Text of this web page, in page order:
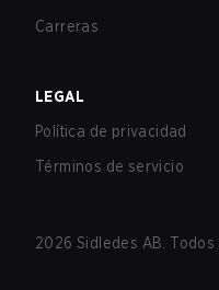
Carreras
LEGAL
Política de privacidad
Términos de servicio
2026 Sidledes AB.